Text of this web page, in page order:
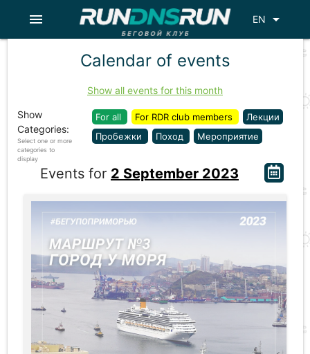
EN arrow_drop_down
menu
Calendar of events
Show all events for this month
Show
Categories:
Select one or more
categories to
display
For all For RDR club members
Лекции
Пробежки
Поход Мероприятие
Events for 2 September 2023